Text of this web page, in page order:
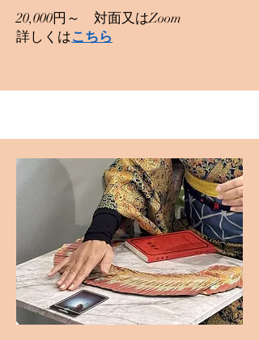
20,000円～ 対面又はZoom
​詳しくはこちら